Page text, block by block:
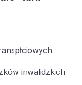
inwalidzkich